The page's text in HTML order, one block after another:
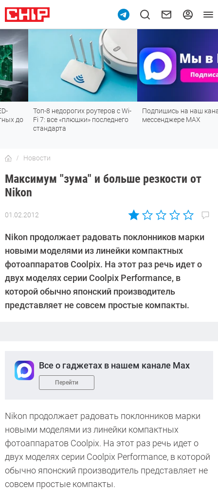
Топ-8 недорогих роутеров с Wi-
Fi 7: все «плюшки» последнего
стандарта
Подпишись на наш канал в
мессенджере МАХ
Новости
Максимум "зума" и больше резкости от
Nikon
01.02.2012
Автор:
Nikon продолжает радовать поклонников марки
новыми моделями из линейки компактных
фотоаппаратов Coolpix. На этот раз речь идет о
двух моделях серии Coolpix Performance, в
которой обычно японский производитель
представляет не совсем простые компакты.
Все о гаджетах в нашем канале Max
Перейти
Nikon продолжает радовать поклонников марки
новыми моделями из линейки компактных
фотоаппаратов Coolpix. На этот раз речь идет о
двух моделях серии Coolpix Performance, в которой
обычно японский производитель представляет не
совсем простые компакты.